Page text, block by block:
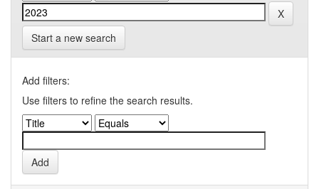
Start a new search
Add filters:
Use filters to refine the search results.